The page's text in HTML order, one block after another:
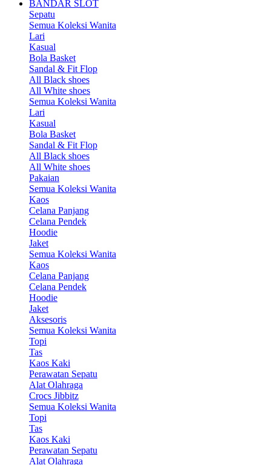
BANDAR SLOT
Sepatu
Semua Koleksi Wanita
Lari
Kasual
Bola Basket
Sandal & Fit Flop
All Black shoes
All White shoes
Semua Koleksi Wanita
Lari
Kasual
Bola Basket
Sandal & Fit Flop
All Black shoes
All White shoes
Pakaian
Semua Koleksi Wanita
Kaos
Celana Panjang
Celana Pendek
Hoodie
Jaket
Semua Koleksi Wanita
Kaos
Celana Panjang
Celana Pendek
Hoodie
Jaket
Aksesoris
Semua Koleksi Wanita
Topi
Tas
Kaos Kaki
Perawatan Sepatu
Alat Olahraga
Crocs Jibbitz
Semua Koleksi Wanita
Topi
Tas
Kaos Kaki
Perawatan Sepatu
Alat Olahraga